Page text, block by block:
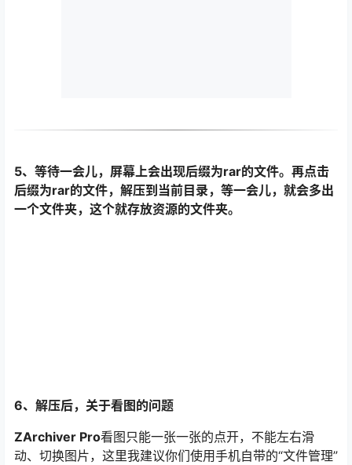
5、等待一会儿，屏幕上会出现后缀为rar的文件。再点击
后缀为rar的文件，解压到当前目录，等一会儿，就会多出
一个文件夹，这个就存放资源的文件夹。
6、解压后，关于看图的问题
ZArchiver Pro看图只能一张一张的点开，不能左右滑
动、切换图片，这里我建议你们使用手机自带的“文件管理”